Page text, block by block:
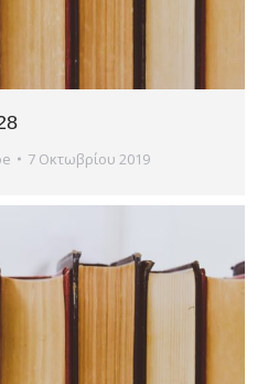
7 Οκτωβρίου 2019